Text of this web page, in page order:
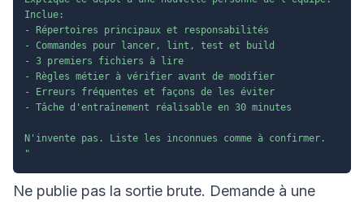
Inclue:
- Répertoires principaux et responsabilités
- Commandes pour lancer, lint, test et build
- 3 premiers fichiers à lire
- Règles métier à vérifier avant de modifier
- Erreurs fréquentes et façons de les éviter
- Tâche d'entraînement réalisable en 30 minutes
N'invente pas. Liste les inconnues comme à confirmer.
"
Ne publie pas la sortie brute. Demande à une